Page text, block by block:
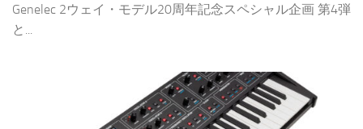
Genelec 2ウェイ・モデル20周年記念スペシャル企画 第4弾
と...